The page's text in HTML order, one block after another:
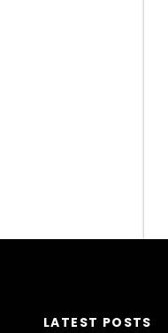
LATEST POSTS